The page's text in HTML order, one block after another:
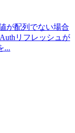
値が配列でない場合
リフレッシュが
...